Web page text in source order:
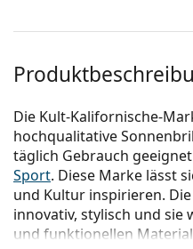
Die Kult-Kalifornische-
hochqualitative
täglich Gebrauch
Sport. Diese Marke lässt
und Kultur inspirieren.
innovativ, stylisch und sie
und funktionellen